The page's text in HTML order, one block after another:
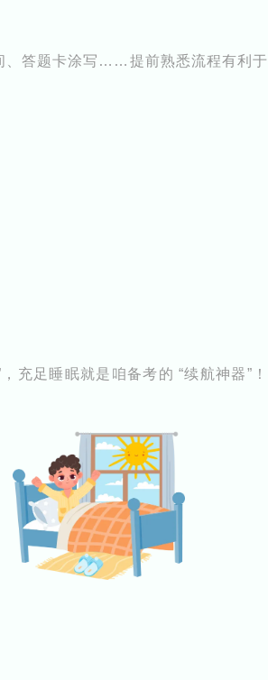
、答题卡涂写……提前熟悉流程有利于
充足睡眠就是咱备考的 “续航神器”！